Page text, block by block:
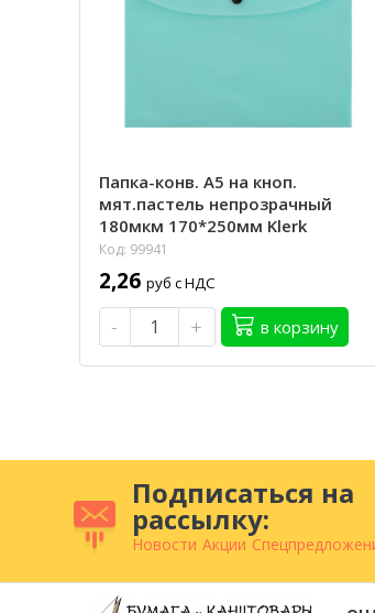
Папка-конв. А5 на кноп.
мят.пастель непрозрачный
180мкм 170*250мм Klerk
Код: 99941
2,26 руб с НДС
- + в корзину
Подписаться на
рассылку:
Новости Акции